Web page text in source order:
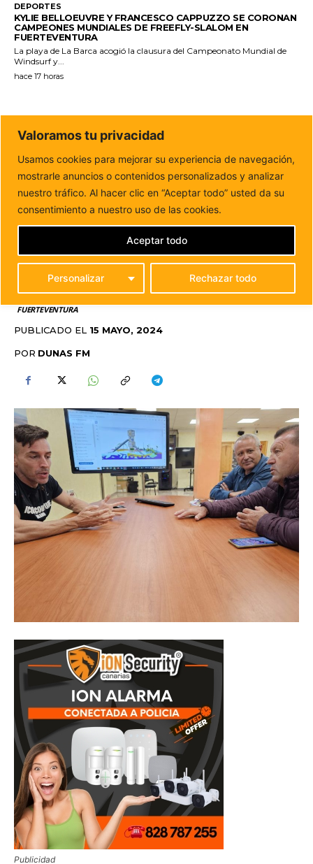
DEPORTES
KYLIE BELLOEUVRE Y FRANCESCO CAPPUZZO SE CORONAN
CAMPEONES MUNDIALES DE FREEFLY-SLALOM EN
FUERTEVENTURA
La playa de La Barca acogió la clausura del Campeonato Mundial de
Windsurf y...
hace 17 horas